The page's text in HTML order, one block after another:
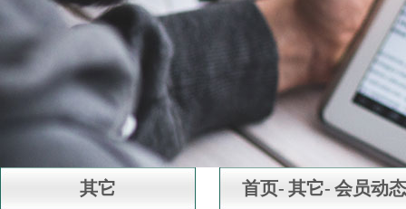
其它 首页- 其它- 会员动态